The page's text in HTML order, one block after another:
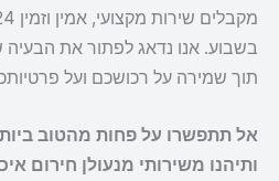
בשבוע. אנו נדאג לפתור את הבעיה
תוך שמירה על רכושכם ועל
אל תתפשרו על פחות מהטוב
ותיהנו משירותי מנעולן חירום